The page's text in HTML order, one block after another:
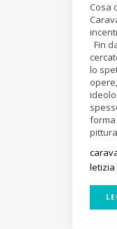
Cosa
Fin
lo
forma
letizia